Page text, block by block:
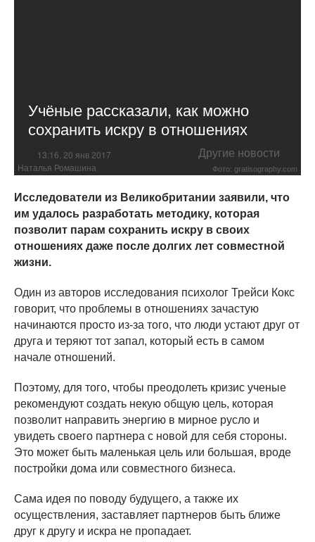
Учёные рассказали, как можно
сохранить искру в отношениях
13:16, 20 янв 2017 Другие новости
Наталья Ромашина Фото: gratisography.com
Исследователи из Великобритании заявили, что
им удалось разработать методику, которая
позволит парам сохранить искру в своих
отношениях даже после долгих лет совместной
жизни.
Один из авторов исследования психолог Трейси Кокс
говорит, что проблемы в отношениях зачастую
начинаются просто из-за того, что люди устают друг от
друга и теряют тот запал, который есть в самом
начале отношений.
Поэтому, для того, чтобы преодолеть кризис ученые
рекомендуют создать некую общую цель, которая
позволит направить энергию в мирное русло и
увидеть своего партнера с новой для себя стороны.
Это может быть маленькая цель или большая, вроде
постройки дома или совместного бизнеса.
Сама идея по поводу будущего, а также их
осуществления, заставляет партнеров быть ближе
друг к другу и искра не пропадает.